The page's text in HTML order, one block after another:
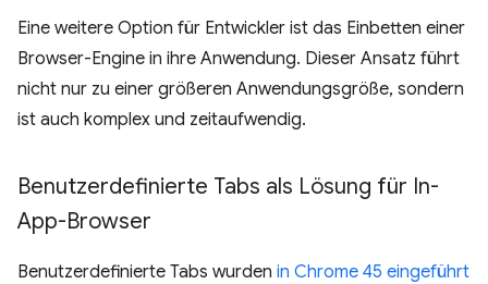
Eine weitere Option für Entwickler ist das Einbetten einer
Browser-Engine in ihre Anwendung. Dieser Ansatz führt
nicht nur zu einer größeren Anwendungsgröße, sondern
ist auch komplex und zeitaufwendig.
Benutzerdefinierte Tabs als Lösung für In-
App-Browser
Benutzerdefinierte Tabs wurden in Chrome 45 eingeführt